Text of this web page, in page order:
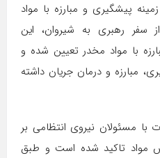
پیشگیری و مبارزه با مواد
رهبری به شیروان، این
با مواد مخدر تعیین شده و
مبارزه و درمان جریان داشته
با مسئولان نیروی انتظامی بر
مواد تاکید شده است و طبق